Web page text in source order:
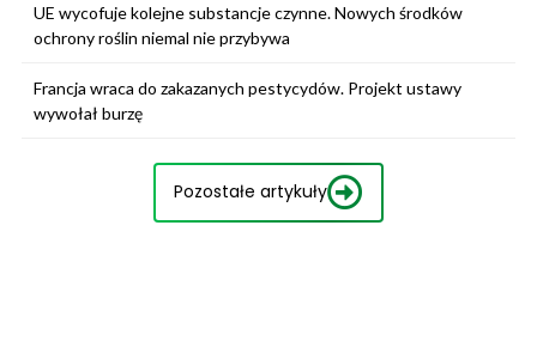
UE wycofuje kolejne substancje czynne. Nowych środków
ochrony roślin niemal nie przybywa
Francja wraca do zakazanych pestycydów. Projekt ustawy
wywołał burzę
Pozostałe artykuły